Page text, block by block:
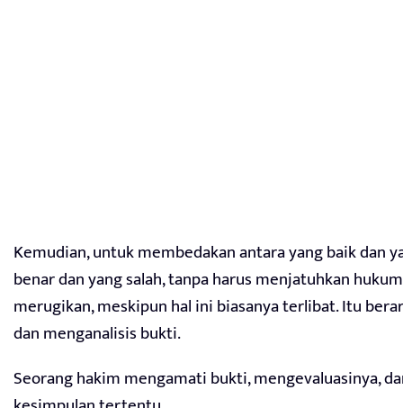
Kemudian, untuk membedakan antara yang baik dan
benar dan yang salah, tanpa harus menjatuhkan
merugikan, meskipun hal ini biasanya terlibat. Itu
dan menganalisis bukti.
Seorang hakim mengamati bukti, mengevaluasinya,